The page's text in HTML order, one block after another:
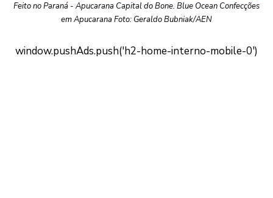
Feito no Paraná - Apucarana Capital do Bone. Blue Ocean Confecções
em Apucarana Foto: Geraldo Bubniak/AEN